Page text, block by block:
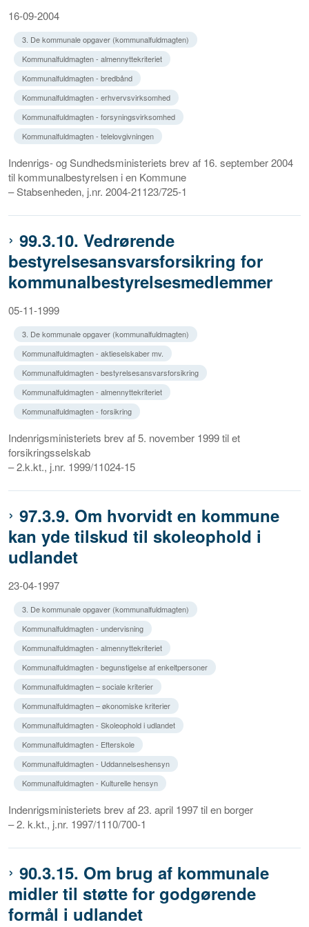
16-09-2004
3. De kommunale opgaver (kommunalfuldmagten)
Kommunalfuldmagten - almennyttekriteriet
Kommunalfuldmagten - bredbånd
Kommunalfuldmagten - erhvervsvirksomhed
Kommunalfuldmagten - forsyningsvirksomhed
Kommunalfuldmagten - telelovgivningen
Indenrigs- og Sundhedsministeriets brev af 16. september 2004
til kommunalbestyrelsen i en Kommune
– Stabsenheden, j.nr. 2004-21123/725-1
99.3.10. Vedrørende
bestyrelsesansvarsforsikring for
kommunalbestyrelsesmedlemmer
05-11-1999
3. De kommunale opgaver (kommunalfuldmagten)
Kommunalfuldmagten - aktieselskaber mv.
Kommunalfuldmagten - bestyrelsesansvarsforsikring
Kommunalfuldmagten - almennyttekriteriet
Kommunalfuldmagten - forsikring
Indenrigsministeriets brev af 5. november 1999 til et
forsikringsselskab
– 2.k.kt., j.nr. 1999/11024-15
97.3.9. Om hvorvidt en kommune
kan yde tilskud til skoleophold i
udlandet
23-04-1997
3. De kommunale opgaver (kommunalfuldmagten)
Kommunalfuldmagten - undervisning
Kommunalfuldmagten - almennyttekriteriet
Kommunalfuldmagten - begunstigelse af enkeltpersoner
Kommunalfuldmagten – sociale kriterier
Kommunalfuldmagten – økonomiske kriterier
Kommunalfuldmagten - Skoleophold i udlandet
Kommunalfuldmagten - Efterskole
Kommunalfuldmagten - Uddannelseshensyn
Kommunalfuldmagten - Kulturelle hensyn
Indenrigsministeriets brev af 23. april 1997 til en borger
– 2. k.kt., j.nr. 1997/1110/700-1
90.3.15. Om brug af kommunale
midler til støtte for godgørende
formål i udlandet